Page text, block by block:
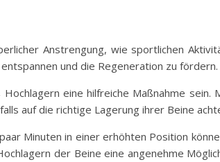
Anstrengung, wie sportlichen
und die Regeneration zu fördern.
eine hilfreiche Maßnahme sein.
auf die richtige Lagerung ihrer Beine
Minuten in einer erhöhten Position
der Beine eine angenehme